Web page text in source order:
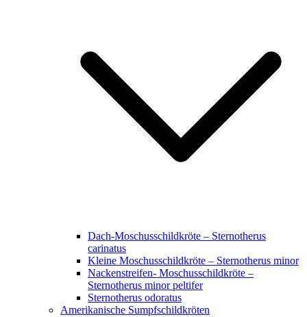
Dach-Moschusschildkröte – Sternotherus
carinatus
Kleine Moschusschildkröte – Sternotherus minor
Nackenstreifen- Moschusschildkröte –
Sternotherus minor peltifer
Sternotherus odoratus
Amerikanische Sumpfschildkröten